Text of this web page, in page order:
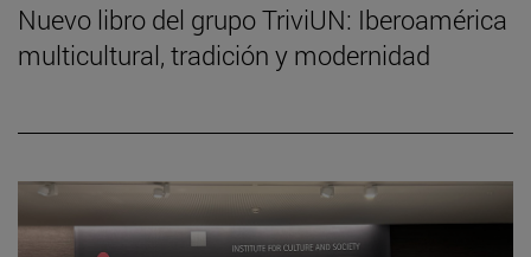
Nuevo libro del grupo TriviUN: Iberoamérica
multicultural, tradición y modernidad